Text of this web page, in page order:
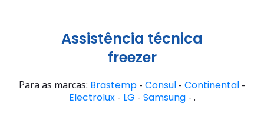
Assistência técnica
freezer
Para as marcas: Brastemp - Consul - Continental -
Electrolux- LG - Samsung- .